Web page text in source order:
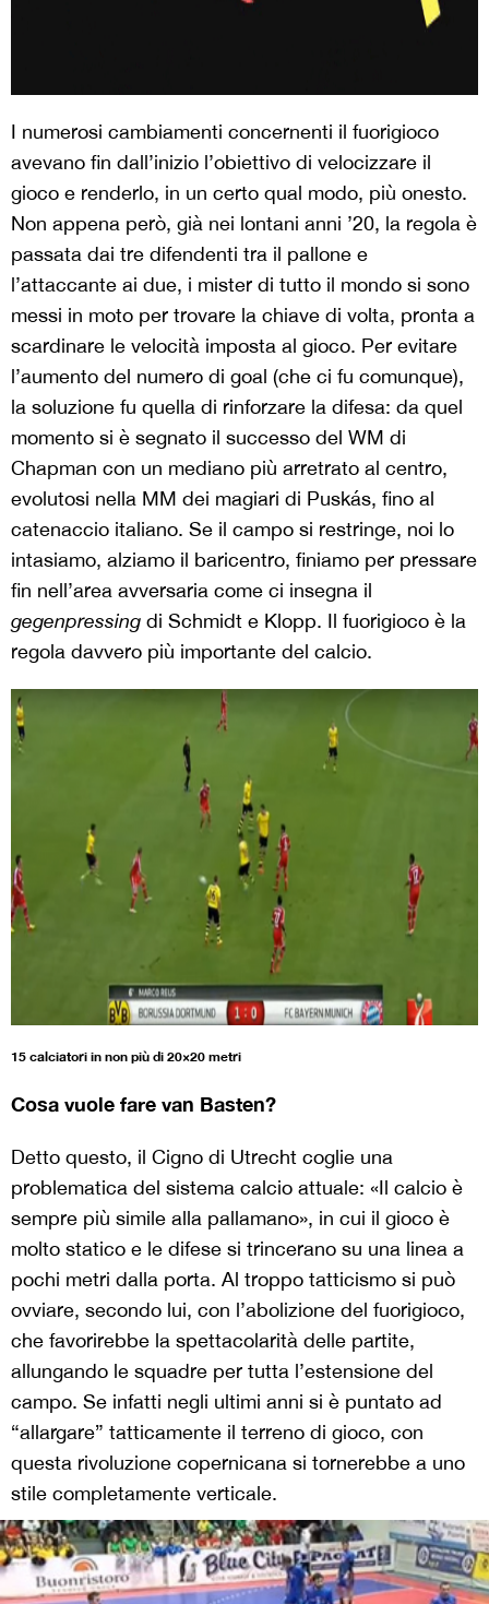
I numerosi cambiamenti concernenti il fuorigioco
avevano fin dall’inizio l’obiettivo di velocizzare il
gioco e renderlo, in un certo qual modo, più onesto.
Non appena però, già nei lontani anni ’20, la regola è
passata dai tre difendenti tra il pallone e
l’attaccante ai due, i mister di tutto il mondo si sono
messi in moto per trovare la chiave di volta, pronta a
scardinare le velocità imposta al gioco. Per evitare
l’aumento del numero di goal (che ci fu comunque),
la soluzione fu quella di rinforzare la difesa: da quel
momento si è segnato il successo del WM di
Chapman con un mediano più arretrato al centro,
evolutosi nella MM dei magiari di Puskás, fino al
catenaccio italiano. Se il campo si restringe, noi lo
intasiamo, alziamo il baricentro, finiamo per pressare
fin nell’area avversaria come ci insegna il
gegenpressing di Schmidt e Klopp. Il fuorigioco è la
regola davvero più importante del calcio.
15 calciatori in non più di 20×20 metri
Cosa vuole fare van Basten?
Detto questo, il Cigno di Utrecht coglie una
problematica del sistema calcio attuale: «Il calcio è
sempre più simile alla pallamano», in cui il gioco è
molto statico e le difese si trincerano su una linea a
pochi metri dalla porta. Al troppo tatticismo si può
ovviare, secondo lui, con l’abolizione del fuorigioco,
che favorirebbe la spettacolarità delle partite,
allungando le squadre per tutta l’estensione del
campo. Se infatti negli ultimi anni si è puntato ad
“allargare” tatticamente il terreno di gioco, con
questa rivoluzione copernicana si tornerebbe a uno
stile completamente verticale.